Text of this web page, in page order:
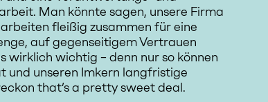
Man könnte sagen, unsere Firma
fleißig zusammen für eine
auf gegenseitigem Vertrauen
wirklich wichtig – denn nur so können
und unseren Imkern langfristige
that’s a pretty sweet deal.